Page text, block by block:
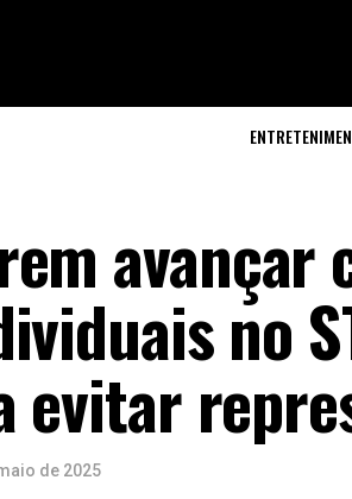
avançar
no
evitar
de 2025